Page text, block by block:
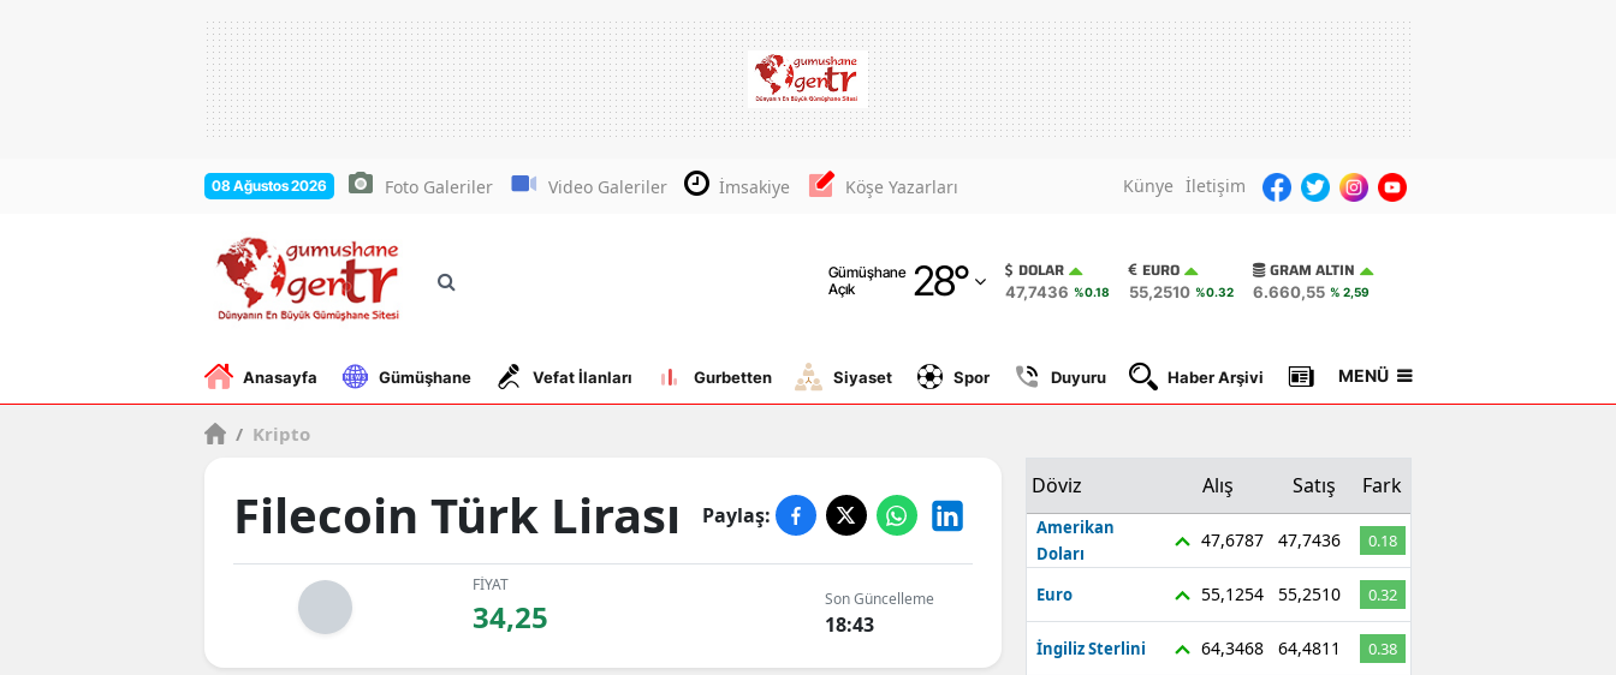
08 Ağustos 2026 Foto Galeriler Video Galeriler İmsakiye Köşe Yazarları Künye İletişim
Gümüşhane
Açık
28°
Adana
Adıyaman
Amasya
Antalya
Balıkesir
Bilecik
Bingöl
Bitlis
DOLAR
47,7436 %0.18
EURO
55,2510 %0.32
GRAM ALTIN
6.660,55 % 2,59
Anasayfa Gümüşhane Vefat İlanları Gurbetten Siyaset Spor Duyuru Haber Arşivi Gazete Manşetleri
MENÜ
/ Kripto
Filecoin Türk Lirası Paylaş:
FİYAT
34,25 Son Güncelleme
18:43
Döviz Alış Satış Fark
Amerikan
Doları
47,6787 47,7436 0.18
Euro 55,1254 55,2510 0.32
İngiliz Sterlini 64,3468 64,4811
0.38